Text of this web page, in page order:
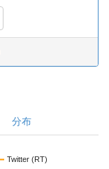
分布
Twitter (RT)